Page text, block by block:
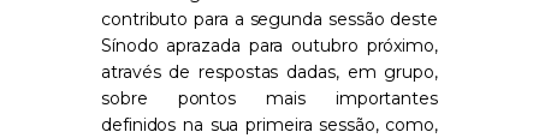
contributo para a segunda sessão deste
Sínodo aprazada para outubro próximo,
através de respostas dadas, em grupo,
sobre pontos mais importantes
definidos na sua primeira sessão, como,